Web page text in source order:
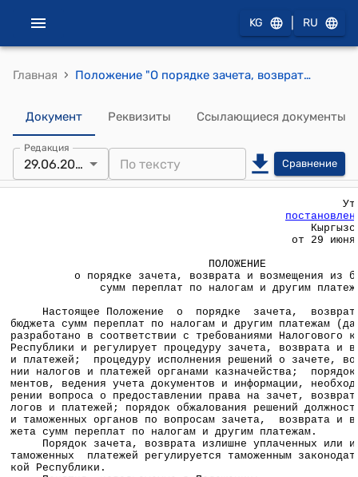
KG RU
Главная › Положение "О порядке зачета, возврата и возмещения из бюджета сумм переплат по налогам и другим платежам" (постановление Правительства КР от 29 июня 2005 года № 269)
Документ Реквизиты Ссылающиеся документы
Редакция
29.06.2005 Сравнение